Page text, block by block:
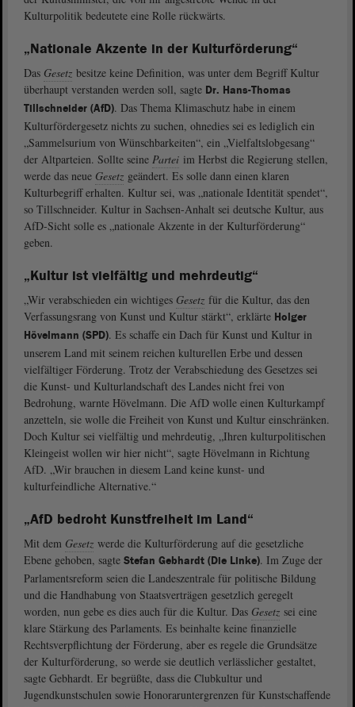
Kulturpolitik bedeutete eine Rolle rückwärts.
„Nationale Akzente in der Kulturförderung“
Das Gesetz besitze keine Definition, was unter dem Begriff Kultur
überhaupt verstanden werden soll, sagte Dr. Hans-Thomas
Tillschneider (AfD). Das Thema Klimaschutz habe in einem
Kulturfördergesetz nichts zu suchen, ohnedies sei es lediglich ein
„Sammelsurium von Wünschbarkeiten“, ein „Vielfaltslobgesang“
der Altparteien. Sollte seine Partei im Herbst die Regierung stellen,
werde das neue Gesetz geändert. Es solle dann einen klaren
Kulturbegriff erhalten. Kultur sei, was „nationale Identität spendet“,
so Tillschneider. Kultur in Sachsen-Anhalt sei deutsche Kultur, aus
AfD-Sicht solle es „nationale Akzente in der Kulturförderung“
geben.
„Kultur ist vielfältig und mehrdeutig“
„Wir verabschieden ein wichtiges Gesetz für die Kultur, das den
Verfassungsrang von Kunst und Kultur stärkt“, erklärte Holger
Hövelmann (SPD). Es schaffe ein Dach für Kunst und Kultur in
unserem Land mit seinem reichen kulturellen Erbe und dessen
vielfältiger Förderung. Trotz der Verabschiedung des Gesetzes sei
die Kunst- und Kulturlandschaft des Landes nicht frei von
Bedrohung, warnte Hövelmann. Die AfD wolle einen Kulturkampf
anzetteln, sie wolle die Freiheit von Kunst und Kultur einschränken.
Doch Kultur sei vielfältig und mehrdeutig, „Ihren kulturpolitischen
Kleingeist wollen wir hier nicht“, sagte Hövelmann in Richtung
AfD. „Wir brauchen in diesem Land keine kunst- und
kulturfeindliche Alternative.“
„AfD bedroht Kunstfreiheit im Land“
Mit dem Gesetz werde die Kulturförderung auf die gesetzliche
Ebene gehoben, sagte Stefan Gebhardt (Die Linke). Im Zuge der
Parlamentsreform seien die Landeszentrale für politische Bildung
und die Handhabung von Staatsverträgen gesetzlich geregelt
worden, nun gebe es dies auch für die Kultur. Das Gesetz sei eine
klare Stärkung des Parlaments. Es beinhalte keine finanzielle
Rechtsverpflichtung der Förderung, aber es regele die Grundsätze
der Kulturförderung, so werde sie deutlich verlässlicher gestaltet,
sagte Gebhardt. Er begrüßte, dass die Clubkultur und
Jugendkunstschulen sowie Honoraruntergrenzen für Kunstschaffende